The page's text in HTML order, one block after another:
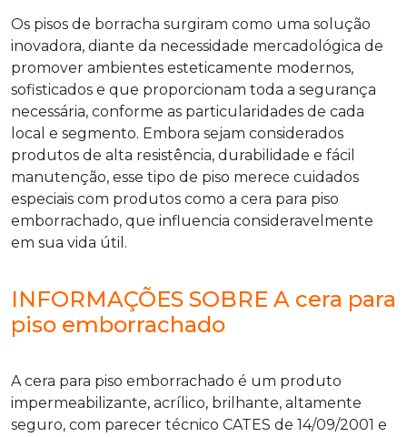
Os pisos de borracha surgiram como uma solução
inovadora, diante da necessidade mercadológica de
promover ambientes esteticamente modernos,
sofisticados e que proporcionam toda a segurança
necessária, conforme as particularidades de cada
local e segmento. Embora sejam considerados
produtos de alta resistência, durabilidade e fácil
manutenção, esse tipo de piso merece cuidados
especiais com produtos como a cera para piso
emborrachado, que influencia consideravelmente
em sua vida útil.
INFORMAÇÕES SOBRE A cera para
piso emborrachado
Acera para piso emborrachado é um produto
impermeabilizante, acrílico, brilhante, altamente
seguro, com parecer técnico CATES de 14/09/2001 e